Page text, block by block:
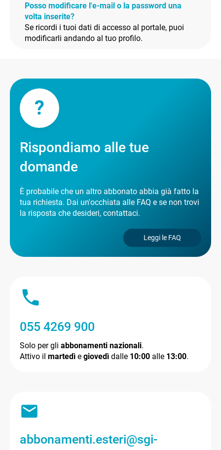
Posso modificare l'e-mail o la password una
volta inserite?
Se ricordi i tuoi dati di accesso al portale, puoi
modificarli andando al tuo profilo.
?
Rispondiamo alle tue
domande
È probabile che un altro abbonato abbia già fatto la
tua richiesta. Dai un'occhiata alle FAQ e se non trovi
la risposta che desideri, contattaci.
Leggi le FAQ
055 4269 900
Solo per gli abbonamenti nazionali.
Attivo il martedì e giovedì dalle 10:00 alle 13:00.
abbonamenti.esteri@sgi-